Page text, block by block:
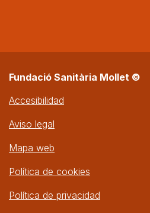
Fundació Sanitària Mollet ©
Accesibilidad
Aviso legal
Mapa web
Política de cookies
Política de privacidad